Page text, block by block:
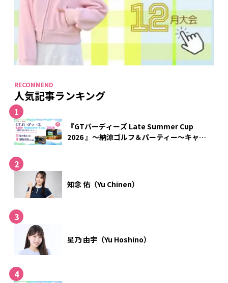
人気記事ランキング
『GTバーディーズ Late Summer Cup
2026 』～納涼ゴルフ＆パーティー～キャン
知念 佑（Yu Chinen）
星乃 由宇（Yu Hoshino）